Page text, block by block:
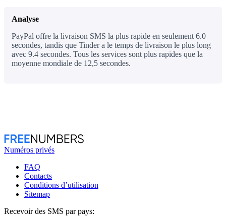
Analyse
PayPal offre la livraison SMS la plus rapide en seulement 6.0
secondes, tandis que Tinder a le temps de livraison le plus long
avec 9.4 secondes. Tous les services sont plus rapides que la
moyenne mondiale de 12,5 secondes.
Numéros privés
FAQ
Contacts
Conditions d’utilisation
Sitemap
Recevoir des SMS par pays: